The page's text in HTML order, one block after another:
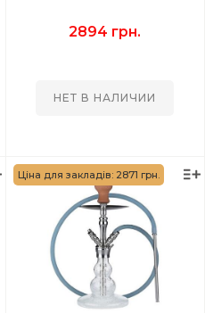
2894 грн.
НЕТ В НАЛИЧИИ
Ціна для закладів: 2871 грн.